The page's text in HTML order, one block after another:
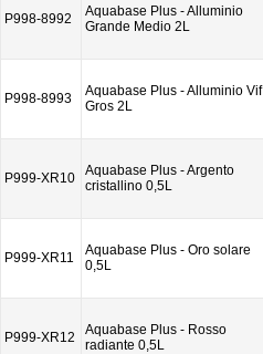
P998-8992
Aquabase Plus - Alluminio
Grande Medio 2L
P998-8993
Aquabase Plus - Alluminio Vif
Gros 2L
P999-XR10
Aquabase Plus - Argento
cristallino 0,5L
P999-XR11
Aquabase Plus - Oro solare
0,5L
P999-XR12
Aquabase Plus - Rosso
radiante 0,5L